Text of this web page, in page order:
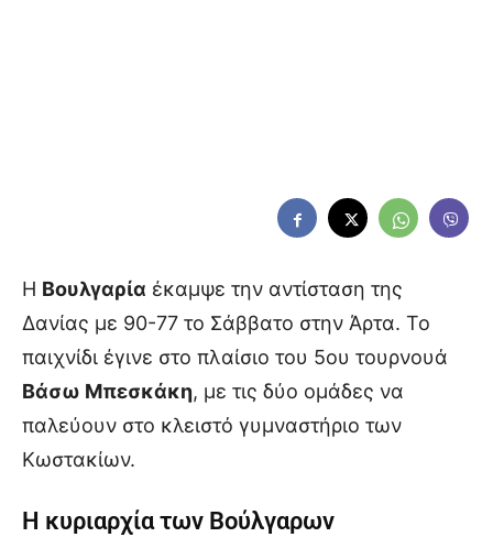
Η Βουλγαρία έκαμψε την αντίσταση της
Δανίας με 90-77 το Σάββατο στην Άρτα. Το
παιχνίδι έγινε στο πλαίσιο του 5ου τουρνουά
Βάσω Μπεσκάκη, με τις δύο ομάδες να
παλεύουν στο κλειστό γυμναστήριο των
Κωστακίων.
Η κυριαρχία των Βούλγαρων